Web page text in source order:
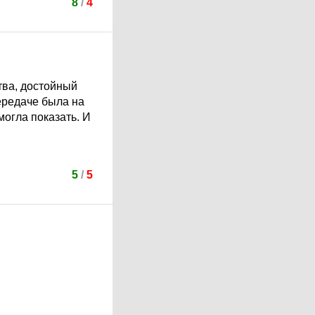
8/ 4
достойный
была на
показать. И
5/ 5